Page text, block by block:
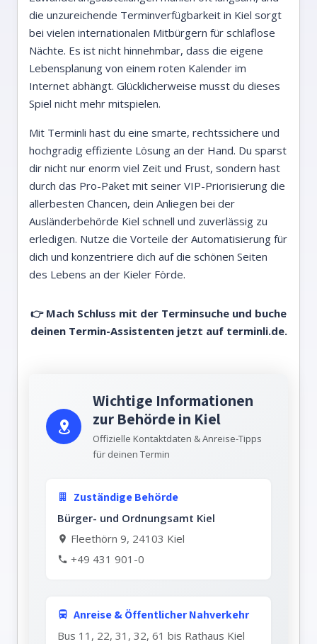
die unzureichende Terminverfügbarkeit in Kiel sorgt
bei vielen internationalen Mitbürgern für schlaflose
Nächte. Es ist nicht hinnehmbar, dass die eigene
Lebensplanung von einem roten Kalender im
Internet abhängt. Glücklicherweise musst du dieses
Spiel nicht mehr mitspielen.
Mit Terminli hast du eine smarte, rechtssichere und
hochgradig effiziente Lösung an der Hand. Du sparst
dir nicht nur enorm viel Zeit und Frust, sondern hast
durch das Pro-Paket mit seiner VIP-Priorisierung die
allerbesten Chancen, dein Anliegen bei der
Ausländerbehörde Kiel schnell und zuverlässig zu
erledigen. Nutze die Vorteile der Automatisierung für
dich und konzentriere dich auf die schönen Seiten
des Lebens an der Kieler Förde.
👉 Mach Schluss mit der Terminsuche und buche
deinen Termin-Assistenten jetzt auf terminli.de.
Wichtige Informationen
zur Behörde in Kiel
Offizielle Kontaktdaten & Anreise-Tipps
für deinen Termin
Zuständige Behörde
Bürger- und Ordnungsamt Kiel
Fleethörn 9, 24103 Kiel
+49 431 901-0
Anreise & Öffentlicher Nahverkehr
Bus 11, 22, 31, 32, 61 bis Rathaus Kiel